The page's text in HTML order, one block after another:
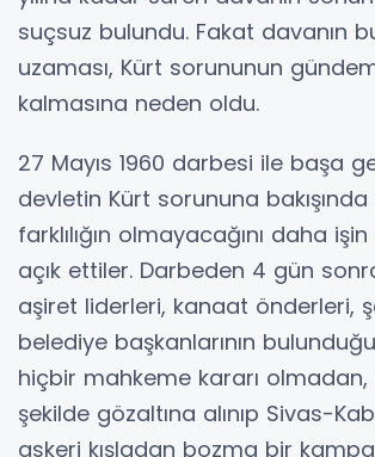
suçsuz bulundu. Fakat davanın
uzaması, Kürt sorununun
kalmasına neden oldu.
27 Mayıs 1960 darbesi ile başa
devletin Kürt sorununa
farklılığın olmayacağını daha
açık ettiler. Darbeden 4 gün
aşiret liderleri, kanaat önderleri,
belediye başkanlarının
hiçbir mahkeme kararı
şekilde gözaltına alınıp Sivas-
askeri kışladan bozma bir